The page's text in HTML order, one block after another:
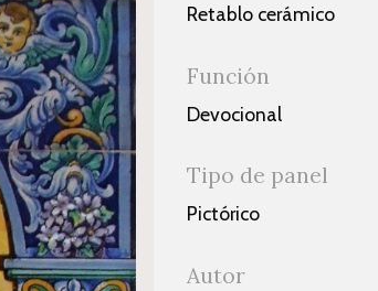
Retablo cerámico
Función
Devocional
Tipo de panel
Pictórico
Autor